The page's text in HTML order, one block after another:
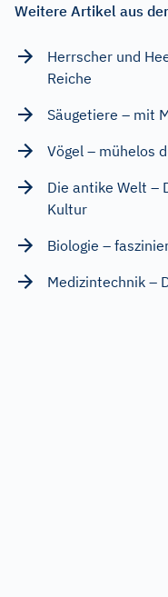
Weitere Artikel aus
Herrscher und
Reiche
Säugetiere – mit
Vögel – mühelos
Die antike Welt –
Kultur
Biologie –
Medizintechnik –